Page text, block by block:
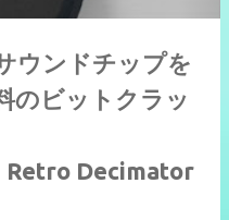
ウンドチップを
のビットクラッ
Retro Decimator